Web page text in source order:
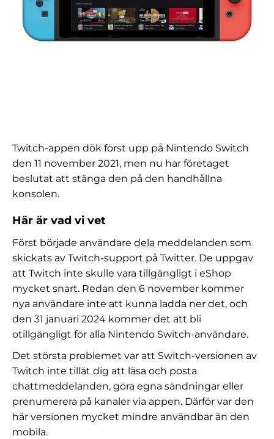
Twitch-appen dök först upp på Nintendo Switch
den 11 november 2021, men nu har företaget
beslutat att stänga den på den handhållna
konsolen.
Här är vad vi vet
Först började användare dela meddelanden som
skickats av Twitch-support på Twitter. De uppgav
att Twitch inte skulle vara tillgängligt i eShop
mycket snart. Redan den 6 november kommer
nya användare inte att kunna ladda ner det, och
den 31 januari 2024 kommer det att bli
otillgängligt för alla Nintendo Switch-användare.
Det största problemet var att Switch-versionen av
Twitch inte tillät dig att läsa och posta
chattmeddelanden, göra egna sändningar eller
prenumerera på kanaler via appen. Därför var den
här versionen mycket mindre användbar än den
mobila.